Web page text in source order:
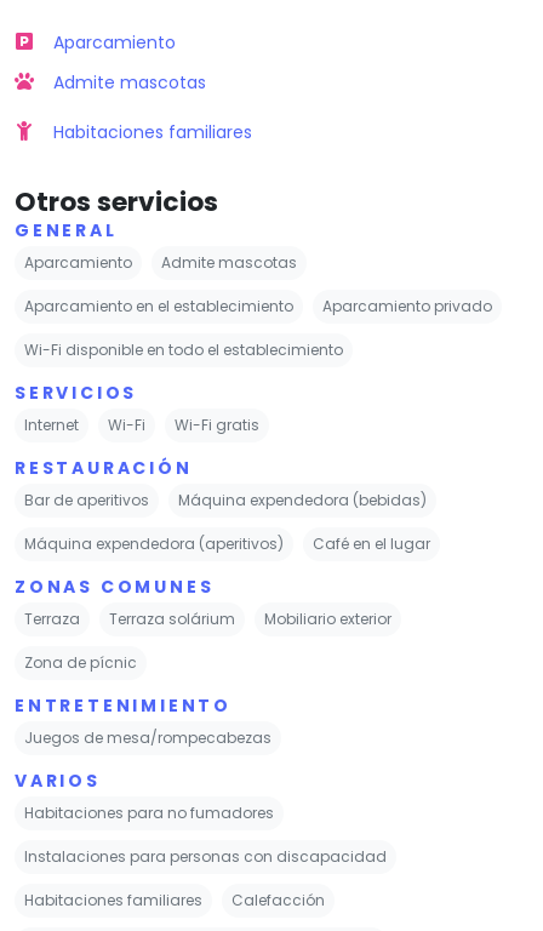
Aparcamiento
Admite mascotas
Habitaciones familiares
Otros servicios
GENERAL
Aparcamiento Admite mascotas
Aparcamiento en el establecimiento Aparcamiento privado
Wi-Fi disponible en todo el establecimiento
SERVICIOS
Internet Wi-Fi Wi-Fi gratis
RESTAURACIÓN
Bar de aperitivos Máquina expendedora (bebidas)
Máquina expendedora (aperitivos) Café en el lugar
ZONAS COMUNES
Terraza Terraza solárium Mobiliario exterior
Zona de pícnic
ENTRETENIMIENTO
Juegos de mesa/rompecabezas
VARIOS
Habitaciones para no fumadores
Instalaciones para personas con discapacidad
Habitaciones familiares Calefacción